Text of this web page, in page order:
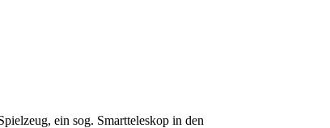
ein sog. Smartteleskop in den